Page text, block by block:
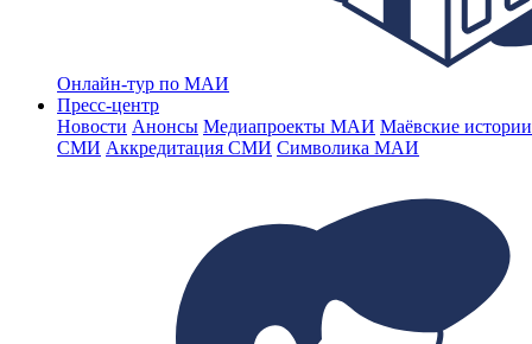
Онлайн-тур по МАИ
Пресс-центр
Новости Анонсы Медиапроекты МАИ Маёвские
СМИ Аккредитация СМИ Символика МАИ